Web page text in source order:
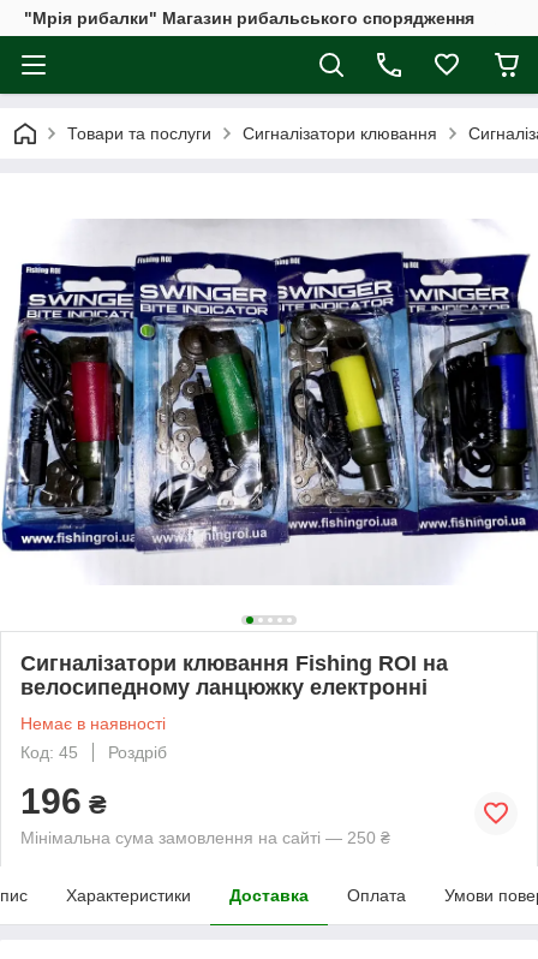
"Мрія рибалки" Магазин рибальського спорядження
Товари та послуги Сигналізатори клювання
Сигналізатори клювання Fishing ROI на
велосипедному ланцюжку електронні
Немає в наявності
Код: 45
Роздріб
196 ₴
Мінімальна сума замовлення на сайті — 250 ₴
Характеристики Доставка Оплата Умови